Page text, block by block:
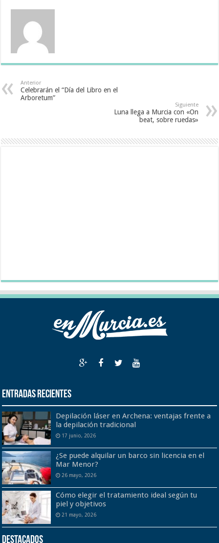
Anterior
Celebrarán el “Día del Libro en el
Arboretum”
Siguiente
Luna llega a Murcia con «On
beat, sobre ruedas»
Entradas recientes
Depilación láser en Archena: ventajas frente a
la depilación tradicional
17 junio, 2026
¿Se puede alquilar un barco sin licencia en el
Mar Menor?
26 mayo, 2026
Cómo elegir el tratamiento ideal según tu
piel y objetivos
21 mayo, 2026
Destacados